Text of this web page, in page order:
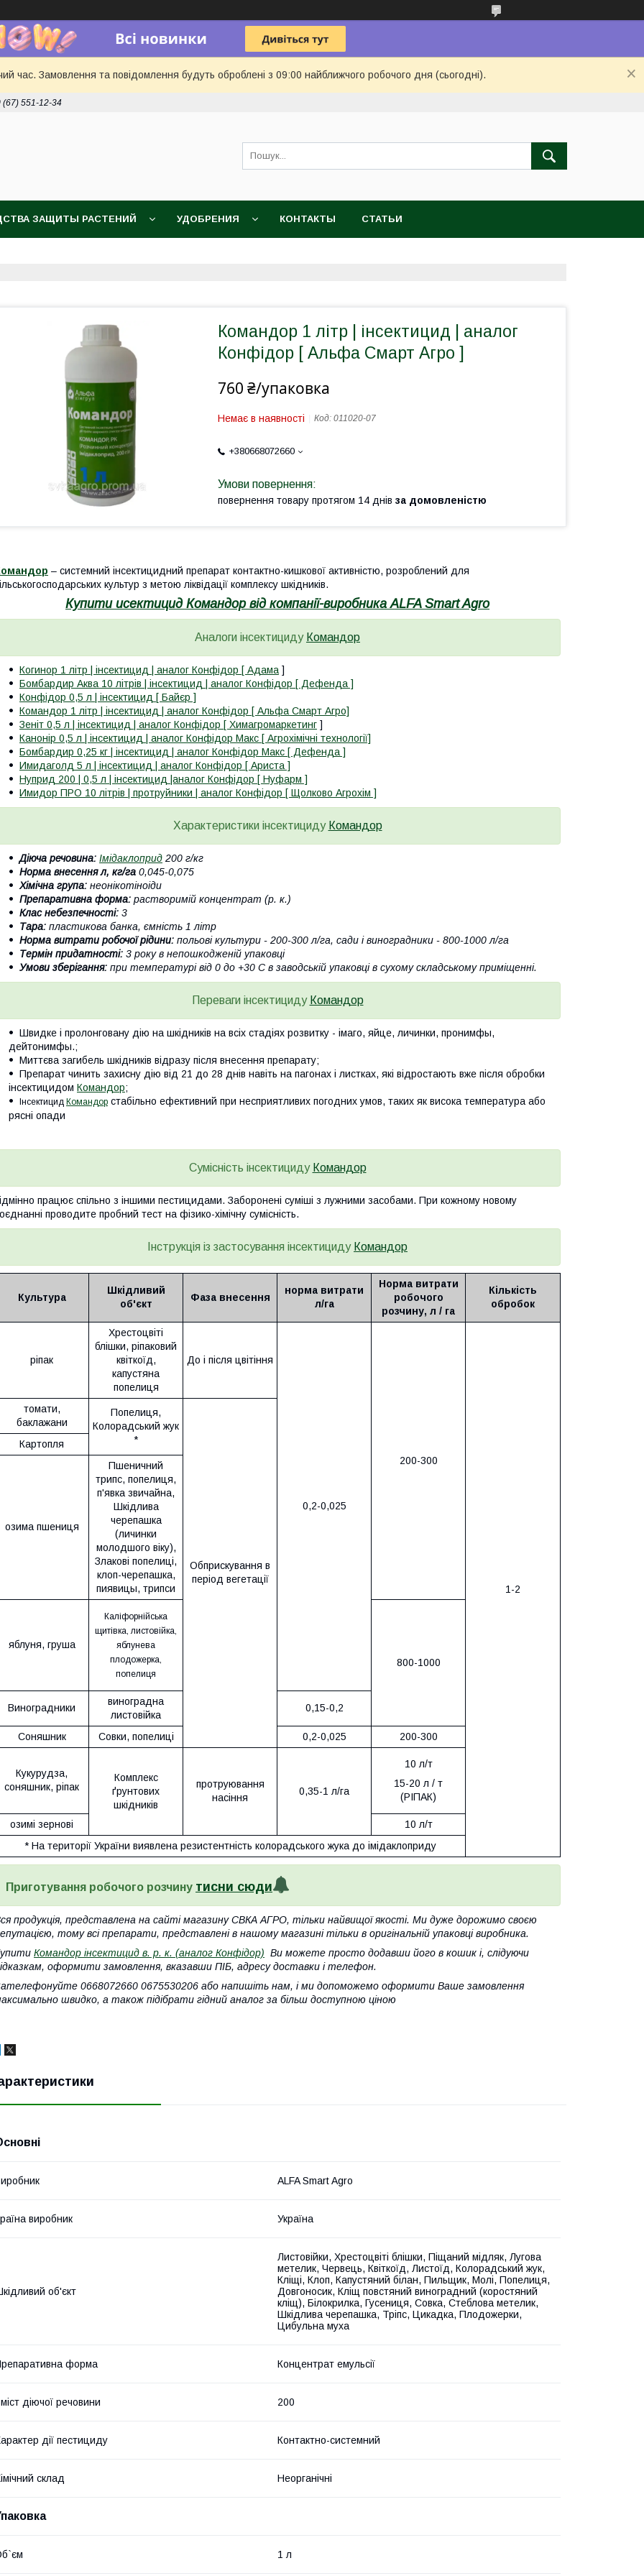
час. Замовлення та повідомлення будуть оброблені з 09:00 найближчого робочого дня (сьогодні).
(67) 551-12-34
ЗАЩИТЫ РАСТЕНИЙ УДОБРЕНИЯ КОНТАКТЫ СТАТЬИ
Командор 1 літр | інсектицид | аналог
Конфідор [ Альфа Смарт Агро ]
760 ₴/упаковка
Немає в наявності Код: 011020-07
+380668072660
повернення товару протягом 14 днів за домовленістю
– системний інсектицидний препарат контактно-кишкової активністю, розроблений для
культур з метою ліквідації комплексу шкідників.
Купити исектицид Командор від компанії-виробника ALFA Smart Agro
Аналоги інсектициду Командор
Когинор 1 літр | інсектицид | аналог Конфідор [ Адама]
Бомбардир Аква 10 літрів | інсектицид | аналог Конфідор [ Дефенда ]
Конфідор 0,5 л | інсектицид [ Байєр ]
Командор 1 літр | інсектицид | аналог Конфідор [ Альфа Смарт Агро]
Зеніт 0,5 л | інсектицид | аналог Конфідор [ Химагромаркетинг ]
Канонір 0,5 л | інсектицид | аналог Конфідор Макс [ Агрохімічні технології]
Бомбардир 0,25 кг | інсектицид | аналог Конфідор Макс [ Дефенда ]
Имидаголд 5 л | інсектицид | аналог Конфідор [ Ариста ]
Нуприд 200 | 0,5 л | інсектицид |аналог Конфідор [ Нуфарм ]
Имидор ПРО 10 літрів | протруйники | аналог Конфідор [ Щолково Агрохім ]
Характеристики інсектициду Командор
Діюча речовина: Імідаклоприд 200 г/кг
Норма внесення л, кг/га 0,045-0,075
Хімічна група: неонікотіноіди
Препаративна форма: растворимій концентрат (р. к.)
Клас небезпечності: 3
Тара: пластикова банка, ємність 1 літр
Норма витрати робочої рідини: польові культури - 200-300 л/га, сади і виноградники - 800-1000 л/га
Термін придатності: 3 року в непошкодженій упаковці
Умови зберігання: при температурі від 0 до +30 С в заводській упаковці в сухому складському приміщенні.
Переваги інсектициду Командор
Швидке і пролонговану дію на шкідників на всіх стадіях розвитку - імаго, яйце, личинки, пронимфы,
дейтонимфы.;
Миттєва загибель шкідників відразу після внесення препарату;
Препарат чинить захисну дію від 21 до 28 днів навіть на пагонах і листках, які відростають вже після обробки
інсектицидом Командор;
Інсектицид Командор стабільно ефективний при несприятливих погодних умов, таких як висока температура або
рясні опади
Сумісність інсектициду Командор
працює спільно з іншими пестицидами. Заборонені суміші з лужними засобами. При кожному новому
проводите пробний тест на фізико-хімічну сумісність.
Інструкція із застосування інсектициду Командор
Культура
Шкідливий
об'єкт
Фаза внесення
норма витрати
л/га
Норма витрати
робочого
розчину, л / га
Кількість
обробок
ріпак
Хрестоцвіті
блішки, ріпаковий
квіткоїд,
капустяна
попелиця
До і після цвітіння
0,2-0,025
200-300
1-2
томати,
баклажани
Попелиця,
Колорадський жук
*
Обприскування в
період вегетації
Картопля
озима пшениця
Пшеничний
трипс, попелиця,
п'явка звичайна,
Шкідлива
черепашка
(личинки
молодшого віку),
Злакові попелиці,
клоп-черепашка,
пиявицы, трипси
яблуня, груша
Каліфорнійська
щитівка, листовійка,
яблунева
плодожерка,
попелиця
800-1000
Виноградники
виноградна
листовійка
0,15-0,2
Соняшник Совки, попелиці 0,2-0,025 200-300
Кукурудза,
соняшник, ріпак
Комплекс
ґрунтових
шкідників
протруювання
насіння
0,35-1 л/га
10 л/т
15-20 л / т
(РІПАК)
озимі зернові
10 л/т
* На території України виявлена резистентність колорадського жука до імідаклоприду
Приготування робочого розчину тисни сюди
продукція, представлена на сайті магазину СВКА АГРО, тільки найвищої якості. Ми дуже дорожимо своєю
тому всі препарати, представлені в нашому магазині тільки в оригінальній упаковці виробника.
Командор інсектицид в. р. к. (аналог Конфідор) Ви можете просто додавши його в кошик і, слідуючи
оформити замовлення, вказавши ПІБ, адресу доставки і телефон.
0668072660 0675530206 або напишіть нам, і ми допоможемо оформити Ваше замовлення
швидко, а також підібрати гідний аналог за більш доступною ціною
ALFA Smart Agro
виробник Україна
об'єкт
Листовійки, Хрестоцвіті блішки, Піщаний мідляк, Лугова
метелик, Червець, Квіткоїд, Листоїд, Колорадський жук,
Кліщі, Клоп, Капустяний білан, Пильщик, Молі, Попелиця,
Довгоносик, Кліщ повстяний виноградний (коростяний
кліщ), Білокрилка, Гусениця, Совка, Стеблова метелик,
Шкідлива черепашка, Тріпс, Цикадка, Плодожерки,
Цибульна муха
форма Концентрат емульсії
діючої речовини 200
дії пестициду Контактно-системний
склад Неорганічні
1 л